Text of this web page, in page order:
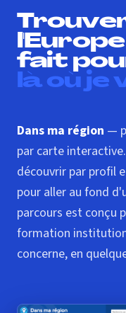
l'Europe
fait
là où je
Dans ma région —
par carte interactive.
découvrir par profil
pour aller au fond
parcours est conçu
formation
concerne, en